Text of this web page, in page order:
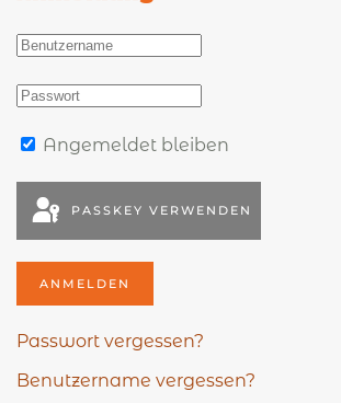
Angemeldet bleiben
PASSKEY VERWENDEN
ANMELDEN
Passwort vergessen?
Benutzername vergessen?